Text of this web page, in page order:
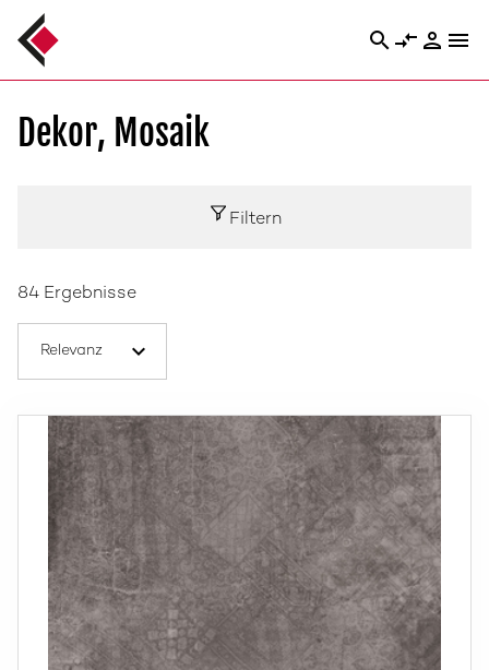
search compare_arrows person menu
Dekor, Mosaik
Filtern
84 Ergebnisse